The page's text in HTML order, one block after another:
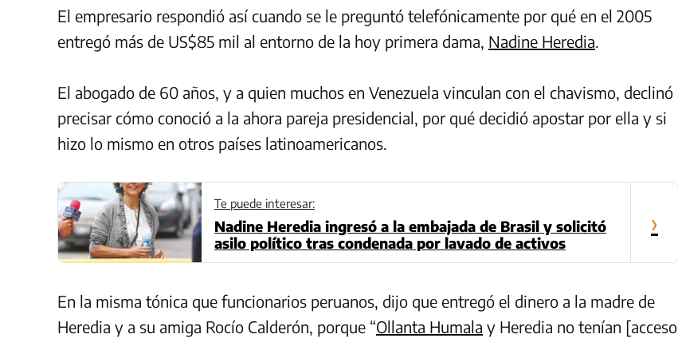
El empresario respondió así cuando se le preguntó telefónicamente por qué en el 2005
entregó más de US$85 mil al entorno de la hoy primera dama, Nadine Heredia.
El abogado de 60 años, y a quien muchos en Venezuela vinculan con el chavismo, declinó
precisar cómo conoció a la ahora pareja presidencial, por qué decidió apostar por ella y si
hizo lo mismo en otros países latinoamericanos.
Te puede interesar:
Nadine Heredia ingresó a la embajada de Brasil y solicitó
asilo político tras condenada por lavado de activos
›
En la misma tónica que funcionarios peruanos, dijo que entregó el dinero a la madre de
Heredia y a su amiga Rocío Calderón, porque “Ollanta Humala y Heredia no tenían [acceso